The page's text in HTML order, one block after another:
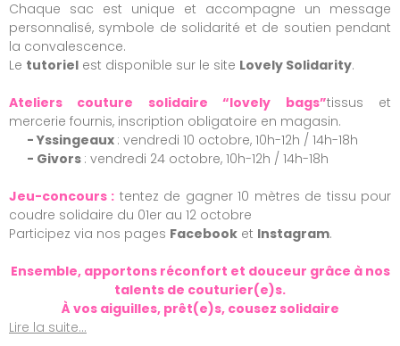
Chaque sac est unique et accompagne un message
personnalisé, symbole de solidarité et de soutien pendant
la convalescence.
Le tutoriel est disponible sur le site Lovely Solidarity.
Ateliers couture solidaire “lovely bags”tissus et
mercerie fournis, inscription obligatoire en magasin.
- Yssingeaux : vendredi 10 octobre, 10h-12h / 14h-18h
- Givors : vendredi 24 octobre, 10h-12h / 14h-18h
Jeu-concours : tentez de gagner 10 mètres de tissu pour
coudre solidaire du 01er au 12 octobre
Participez via nos pages Facebook et Instagram.
Ensemble, apportons réconfort et douceur grâce à nos
talents de couturier(e)s.
À vos aiguilles, prêt(e)s, cousez solidaire
Lire la suite...